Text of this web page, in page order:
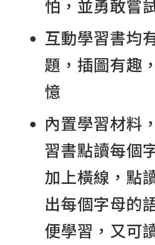
怕，並勇敢嘗
互動學習書均
題，插圖有趣
憶
內置學習材料
習書點讀每個
加上橫線，點
出每個字母的
便學習，又可